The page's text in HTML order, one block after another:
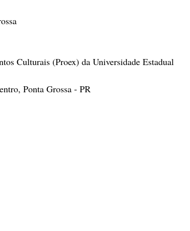
Culturais (Proex) da Universidade Estadual
Ponta Grossa - PR